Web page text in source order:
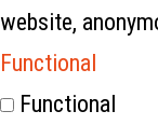
website,
Functional
Functional